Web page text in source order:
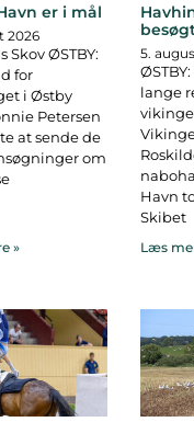
er i mål
2026
Skov ØSTBY:
for
i Østby
Petersen
at sende de
om
»
5.
lange
Havn
Skibet
Læs